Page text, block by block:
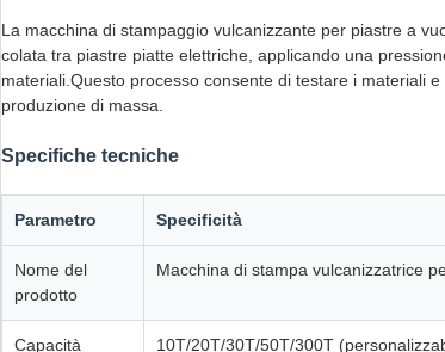
La macchina di stampaggio vulcanizzante per piastre a
colata tra piastre piatte elettriche, applicando una
materiali.Questo processo consente di testare i materiali
produzione di massa.
Specifiche tecniche
Parametro Specificità
Nome del
prodotto
Macchina di stampa vulcanizzatrice
Capacità 10T/20T/30T/50T/300T